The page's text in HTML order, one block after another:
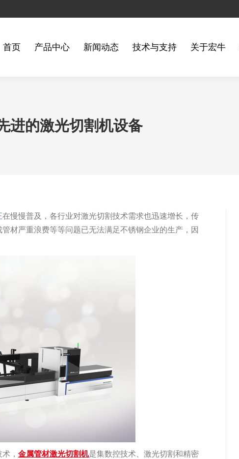
首页 产品中心 新闻动态 技术与支持 关于宏牛
进的激光切割机设备
在慢慢普及，各行业对激光切割技术需求也迅速增长，传
材严重浪费等等问题已无法满足不锈钢企业的生产，因
， 金属管材激光切割机是集数控技术、激光切割和精密